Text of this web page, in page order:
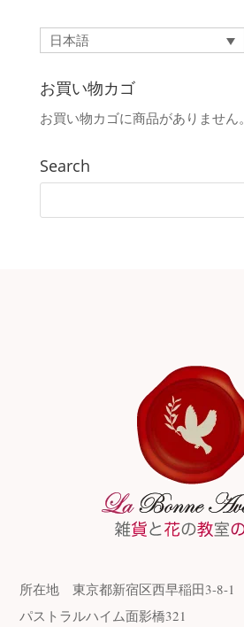
日本語
お買い物カゴ
お買い物カゴに商品がありません。
Search
所在地東京都新宿区西早稲田3-8-1
パストラルハイム面影橋321